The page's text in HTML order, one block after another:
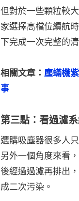
但對於一些顆粒較
家選擇高檔位續航
下完成一次完整的清
相關文章： 塵蟎機
事
第三點：看過濾
選購吸塵器很多人
另外一個角度來看
後經過過濾再排出
成二次污染。